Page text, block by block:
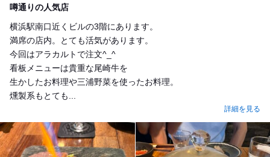
噂通りの人気店
横浜駅南口近くビルの3階にあります。
満席の店内。とても活気があります。
今回はアラカルトで注文^_^
看板メニューは貴重な尾崎牛を
生かしたお料理や三浦野菜を使ったお料理。
燻製系もとても...
詳細を見る